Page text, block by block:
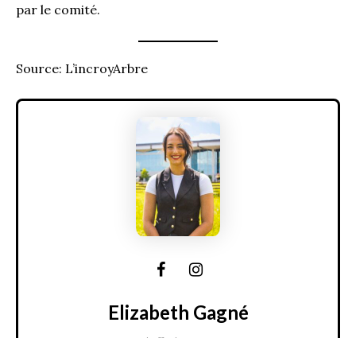
par le comité.
Source: L’incroyArbre
Elizabeth Gagné